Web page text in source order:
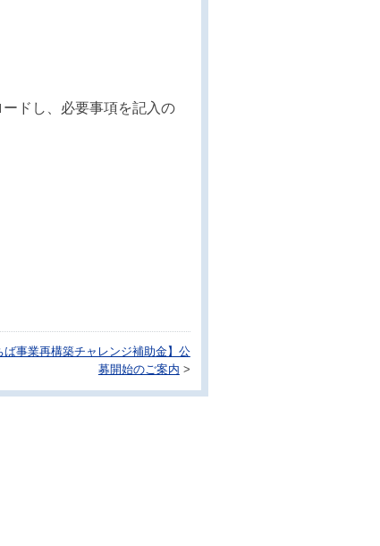
ドし、必要事項を記入の
ば事業再構築チャレンジ補助金】公
募開始のご案内 >